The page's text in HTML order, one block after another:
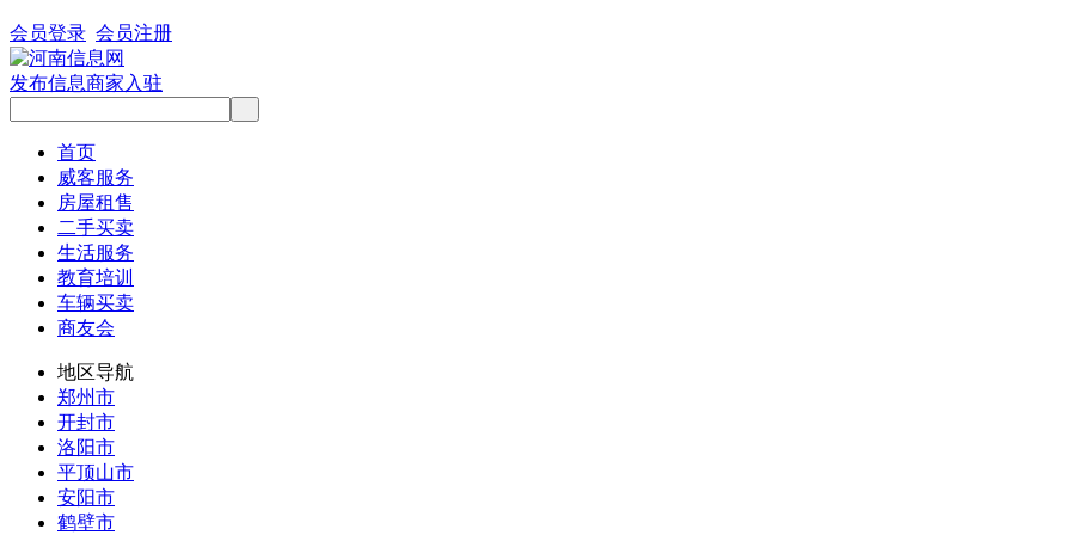
会员登录 会员注册
发布信息商家入驻
首页
威客服务
房屋租售
二手买卖
生活服务
教育培训
车辆买卖
商友会
地区导航
郑州市
开封市
洛阳市
平顶山市
安阳市
鹤壁市